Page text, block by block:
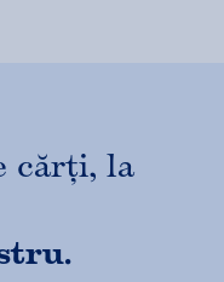
cărți, la